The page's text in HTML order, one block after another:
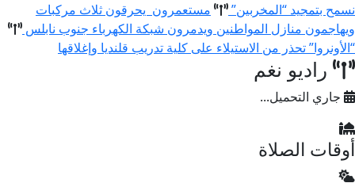
نسمح بتمجيد “المخربين”
مستعمرون يحرقون ثلاث مركبات
ويهاجمون منازل المواطنين ويدمرون شبكة الكهرباء جنوب نابلس
“الأونروا” تحذر من الاستيلاء على كلية تدريب قلنديا وإغلاقها
راديو نغم
جاري التحميل...
أوقات الصلاة